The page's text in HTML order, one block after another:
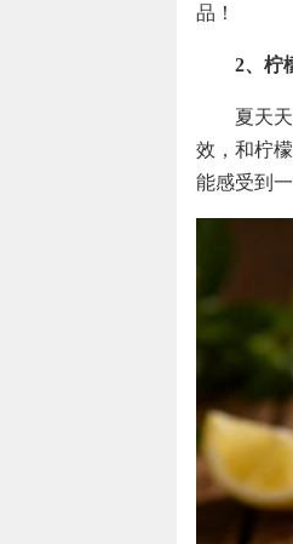
品！
2、柠
夏天
效，和柠
能感受到